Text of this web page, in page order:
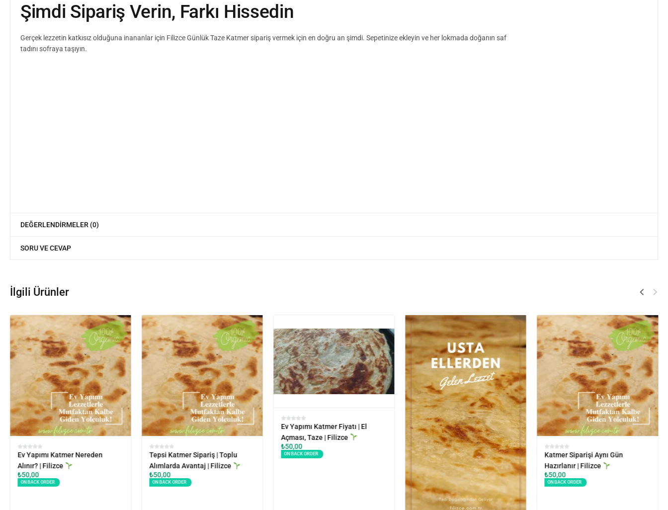
Şimdi Sipariş Verin, Farkı Hissedin
Gerçek lezzetin katkısız olduğuna inananlar için Filizce Günlük Taze Katmer sipariş vermek için en doğru an şimdi. Sepetinize ekleyin ve her lokmada doğanın saf
tadını sofraya taşıyın.
DEĞERLENDIRMELER (0)
SORU VE CEVAP
İlgili Ürünler
Ev Yapımı Katmer Nereden
Alınır? | Filizce
₺50,00
ON BACK ORDER
Tepsi Katmer Sipariş | Toplu
Alımlarda Avantaj | Filizce
₺50,00
ON BACK ORDER
Ev Yapımı Katmer Fiyatı | El
Açması, Taze | Filizce
₺50,00
ON BACK ORDER
Katmer Siparişi Aynı Gün
Hazırlanır | Filizce
₺50,00
ON BACK ORDER